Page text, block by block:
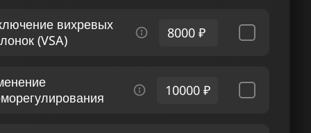
вихревых
(VSA)
8000 ₽
10000 ₽